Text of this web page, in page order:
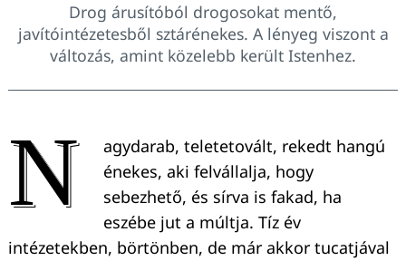
Drog árusítóból drogosokat mentő,
javítóintézetesből sztárénekes. A lényeg viszont a
változás, amint közelebb került Istenhez.
N
agydarab, teletetovált, rekedt hangú
énekes, aki felvállalja, hogy
sebezhető, és sírva is fakad, ha
eszébe jut a múltja. Tíz év
intézetekben, börtönben, de már akkor tucatjával